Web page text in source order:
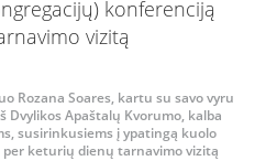
Rozana Soares, kartu su savo vyru
Dvylikos Apaštalų Kvorumo, kalba
susirinkusiems į ypatingą kuolo
keturių dienų tarnavimo vizitą